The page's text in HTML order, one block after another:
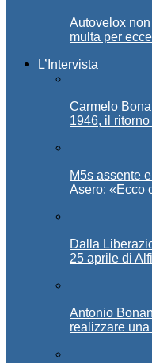
Autovelox
multa per
L’Intervista
Carmelo
1946, il
M5s assente
Asero: «Ecco
Dalla
25 aprile di
Antonio
realizzare